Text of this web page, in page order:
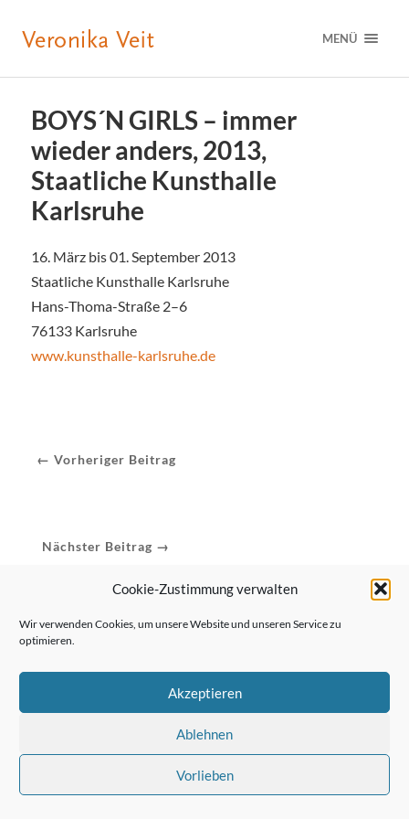
Cookie-Zustimmung verwalten
Wir verwenden Cookies, um unsere Website und unseren Service zu
optimieren.
Akzeptieren
Ablehnen
Vorlieben
MENÜ
BOYS´N GIRLS – immer
wieder anders, 2013,
Staatliche Kunsthalle
Karlsruhe
16. März bis 01. September 2013
Staatliche Kunsthalle Karlsruhe
Hans-Thoma-Straße 2–6
76133 Karlsruhe
www.kunsthalle-karlsruhe.de
← Vorheriger Beitrag
Nächster Beitrag →